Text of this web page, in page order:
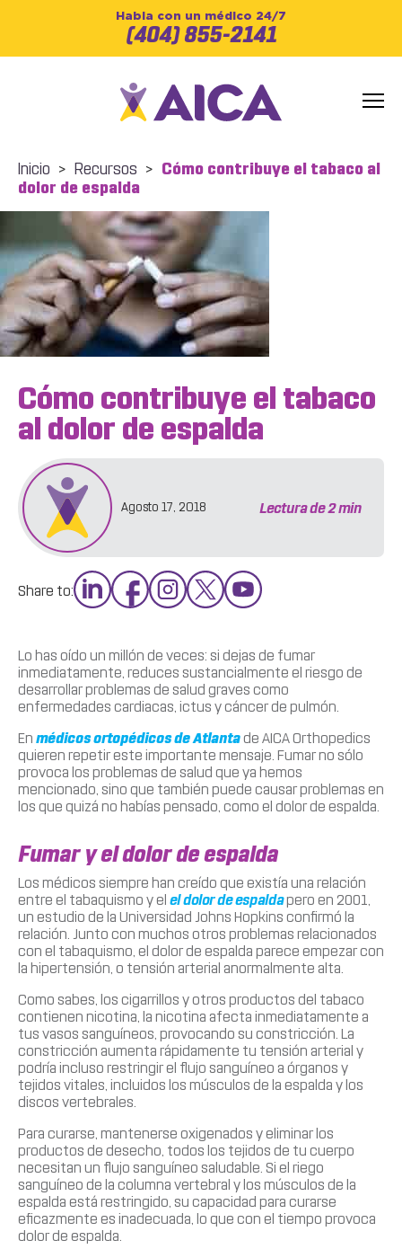
Habla con un médico 24/7
(404) 855-2141
Inicio > Recursos > Cómo contribuye el tabaco al
dolor de espalda
Cómo contribuye el tabaco
al dolor de espalda
Agosto 17, 2018 Lectura de2min
Share to:
Lo has oído un millón de veces: si dejas de fumar
inmediatamente, reduces sustancialmente el riesgo de
desarrollar problemas de salud graves como
enfermedades cardiacas, ictus y cáncer de pulmón.
En médicos ortopédicos de Atlantade AICA Orthopedics
quieren repetir este importante mensaje. Fumar no sólo
provoca los problemas de salud que ya hemos
mencionado, sino que también puede causar problemas en
los que quizá no habías pensado, como el dolor de espalda.
Fumar y el dolor de espalda
Los médicos siempre han creído que existía una relación
entre el tabaquismo y el el dolor de espaldapero en 2001,
un estudio de la Universidad Johns Hopkins confirmó la
relación. Junto con muchos otros problemas relacionados
con el tabaquismo, el dolor de espalda parece empezar con
la hipertensión, o tensión arterial anormalmente alta.
Como sabes, los cigarrillos y otros productos del tabaco
contienen nicotina, la nicotina afecta inmediatamente a
tus vasos sanguíneos, provocando su constricción. La
constricción aumenta rápidamente tu tensión arterial y
podría incluso restringir el flujo sanguíneo a órganos y
tejidos vitales, incluidos los músculos de la espalda y los
discos vertebrales.
Para curarse, mantenerse oxigenados y eliminar los
productos de desecho, todos los tejidos de tu cuerpo
necesitan un flujo sanguíneo saludable. Si el riego
sanguíneo de la columna vertebral y los músculos de la
espalda está restringido, su capacidad para curarse
eficazmente es inadecuada, lo que con el tiempo provoca
dolor de espalda.